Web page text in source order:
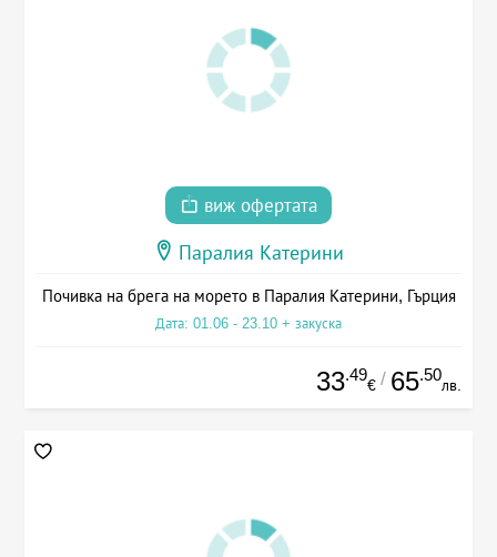
виж офертата
Паралия Катерини
Почивка на брега на морето в Паралия Катерини, Гърция
Дата: 01.06 - 23.10 + закуска
33.49
€ / 65.50
лв.